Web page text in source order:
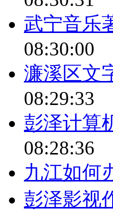
武宁音乐
08:30:00
濂溪区文
08:29:33
彭泽计算
08:28:36
九江如何
彭泽影视